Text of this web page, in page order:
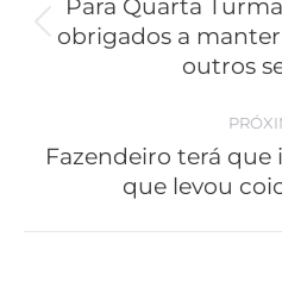
post:
Para Quarta
obrigados a
outros
Fazendeiro terá
que levou